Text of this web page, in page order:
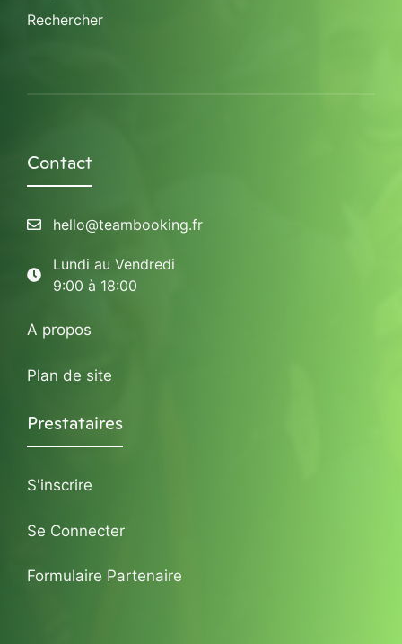
Rechercher
Contact
hello@teambooking.fr
Lundi au Vendredi
9:00 à 18:00
A propos
Plan de site
Prestataires
S'inscrire
Se Connecter
Formulaire Partenaire